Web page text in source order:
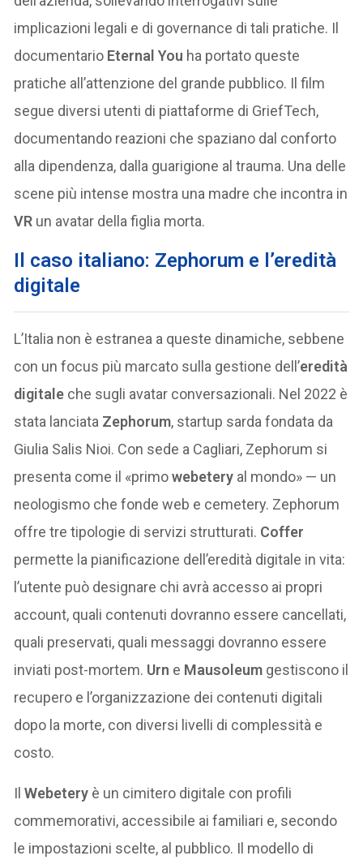
implicazioni legali e di governance di tali pratiche. Il
documentario Eternal You ha portato queste
pratiche all’attenzione del grande pubblico. Il film
segue diversi utenti di piattaforme di GriefTech,
documentando reazioni che spaziano dal conforto
alla dipendenza, dalla guarigione al trauma. Una delle
scene più intense mostra una madre che incontra in
VR un avatar della figlia morta.
Il caso italiano: Zephorum e l’eredità
digitale
L’Italia non è estranea a queste dinamiche, sebbene
con un focus più marcato sulla gestione dell’eredità
digitale che sugli avatar conversazionali. Nel 2022 è
stata lanciata Zephorum, startup sarda fondata da
Giulia Salis Nioi. Con sede a Cagliari, Zephorum si
presenta come il «primowebetery al mondo» — un
neologismo che fonde web e cemetery. Zephorum
offre tre tipologie di servizi strutturati. Coffer
permette la pianificazione dell’eredità digitale in vita:
l’utente può designare chi avrà accesso ai propri
account, quali contenuti dovranno essere cancellati,
quali preservati, quali messaggi dovranno essere
inviati post-mortem. Urn e Mausoleum gestiscono il
recupero e l’organizzazione dei contenuti digitali
dopo la morte, con diversi livelli di complessità e
costo.
IlWebetery è un cimitero digitale con profili
commemorativi, accessibile ai familiari e, secondo
le impostazioni scelte, al pubblico. Il modello di